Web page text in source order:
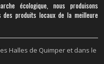
écologique, nous produisons
des produits locaux de la meilleure
Halles de Quimper et dans le